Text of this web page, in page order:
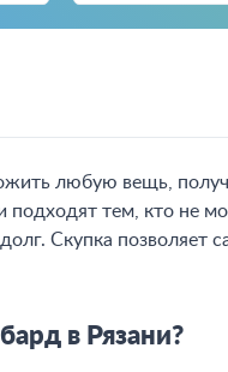
любую вещь,
тем, кто не
Скупка
в Рязани?